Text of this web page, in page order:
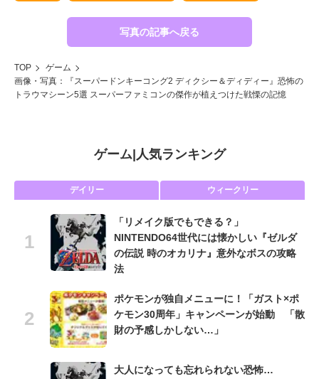
写真の記事へ戻る
TOP
ゲーム
画像・写真：『スーパードンキーコング2 ディクシー＆ディディー』恐怖の
トラウマシーン5選 スーパーファミコンの傑作が植えつけた戦慄の記憶
ゲーム| 人気ランキング
デイリー ウィークリー
「リメイク版でもできる？」
NINTENDO64世代には懐かしい『ゼルダ
の伝説 時のオカリナ』意外なボスの攻略
法
ポケモンが独自メニューに！「ガスト×ポ
ケモン30周年」キャンペーンが始動 「散
財の予感しかしない…」
大人になっても忘れられない恐怖…